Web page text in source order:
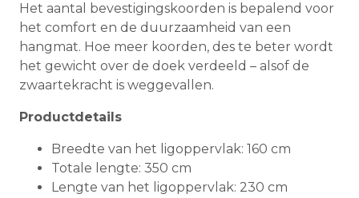
Het aantal bevestigingskoorden is bepalend voor
het comfort en de duurzaamheid van een
hangmat. Hoe meer koorden, des te beter wordt
het gewicht over de doek verdeeld – alsof de
zwaartekracht is weggevallen.
Productdetails
Breedte van het ligoppervlak: 160 cm
Totale lengte: 350 cm
Lengte van het ligoppervlak: 230 cm